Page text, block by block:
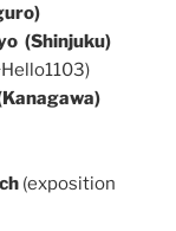
(Shinjuku)
Hello1103)
(exposition